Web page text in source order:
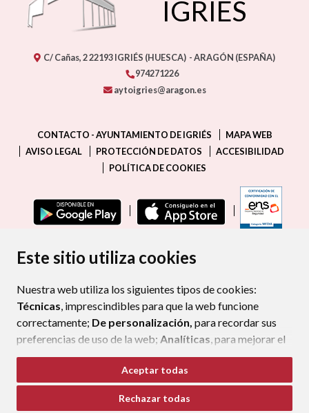
Este sitio utiliza cookies
Nuestra web utiliza los siguientes tipos de cookies:
Técnicas, imprescindibles para que la web funcione
correctamente; De personalización, para recordar sus
preferencias de uso de la web; Analíticas, para mejorar el
funcionamiento de la web y sus servicios.
Si acepta pulsando el botón“Aceptar todas”
consideramos que acepta su uso. Si pulsa el botón
Aceptar todas
Rechazar todas
IGRIÉS
C/ Cañas, 222193IGRIÉS (HUESCA) - ARAGÓN (ESPAÑA)
974271226
aytoigries@aragon.es
CONTACTO - AYUNTAMIENTO DE IGRIÉS
MAPA WEB
AVISO LEGAL
PROTECCIÓN DE DATOS
ACCESIBILIDAD
POLÍTICA DE COOKIES